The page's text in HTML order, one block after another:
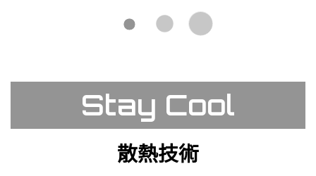
Stay Cool
散熱技術